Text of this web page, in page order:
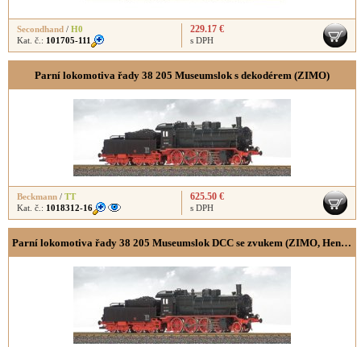
Secondhand / H0
Kat. č.: 101705-111
229.17 €
s DPH
Parní lokomotiva řady 38 205 Museumslok s dekodérem (ZIMO)
Beckmann / TT
Kat. č.: 1018312-16
625.50 €
s DPH
Parní lokomotiva řady 38 205 Museumslok DCC se zvukem (ZIMO, Henning-Sound)